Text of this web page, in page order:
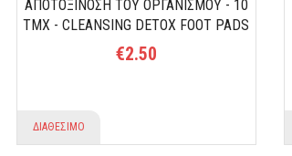
ΑΠΟΤΟΞΙΝΟΣΗ ΤΟΥ ΟΡΓΑΝΙΣΜΟΥ - 10
ΤΜΧ - CLEANSING DETOX FOOT PADS
€2.50
ΔΙΑΘΕΣΙΜΟ